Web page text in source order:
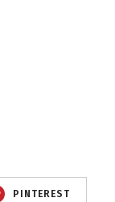
PINTEREST